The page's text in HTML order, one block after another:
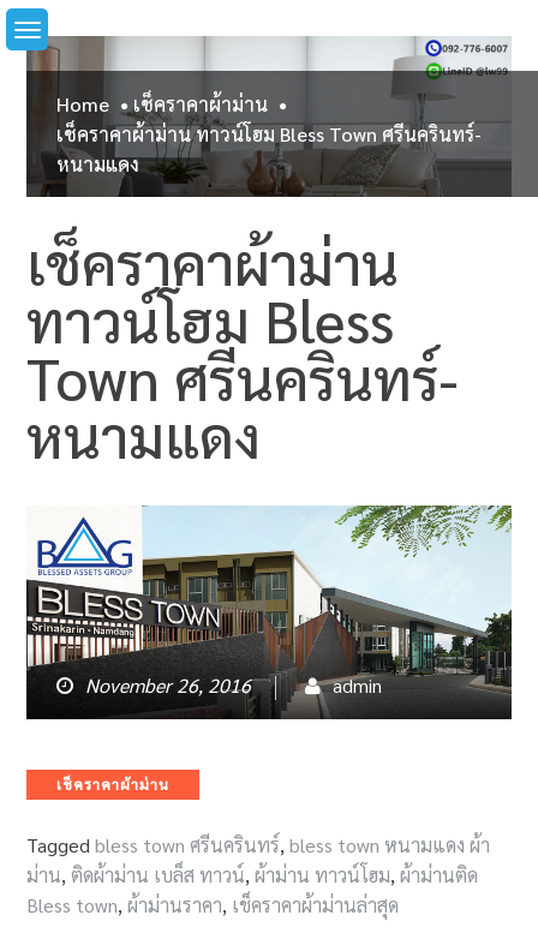
Skip
to
content
Home
เช็คราคาผ้าม่าน
เช็คราคาผ้าม่าน ทาวน์โฮม Bless Town ศรีนครินทร์-
หนามแดง
เช็คราคาผ้าม่าน
ทาวน์โฮม Bless
Town ศรีนครินทร์-
หนามแดง
November 26, 2016 admin
Categories
เช็คราคาผ้าม่าน
Taggedbless town ศรีนครินทร์,bless town หนามแดง ผ้า
ม่าน,ติดผ้าม่าน เบล็ส ทาวน์,ผ้าม่าน ทาวน์โฮม,ผ้าม่านติด
Bless town,ผ้าม่านราคา, เช็คราคาผ้าม่านล่าสุด